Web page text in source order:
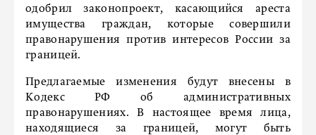
одобрил законопроект, касающийся ареста
имущества граждан, которые совершили
правонарушения против интересов России за
границей.
Предлагаемые изменения будут внесены в
Кодекс РФ об административных
правонарушениях. В настоящее время лица,
находящиеся за границей, могут быть